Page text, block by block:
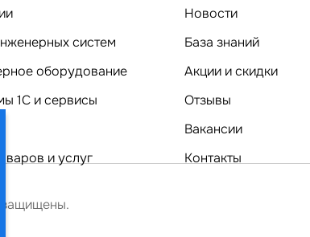
систем
Компьютерное оборудование
1C и сервисы
и услуг
Новости
База знаний
Акции и скидки
Отзывы
Вакансии
Контакты